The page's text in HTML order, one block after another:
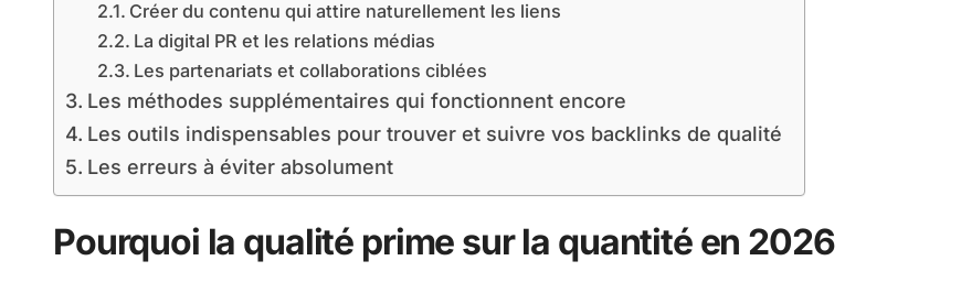
Créer du contenu qui attire naturellement les liens
La digital PR et les relations médias
Les partenariats et collaborations ciblées
Les méthodes supplémentaires qui fonctionnent encore
Les outils indispensables pour trouver et suivre vos backlinks de qualité
Les erreurs à éviter absolument
Pourquoi la qualité prime sur la quantité en 2026